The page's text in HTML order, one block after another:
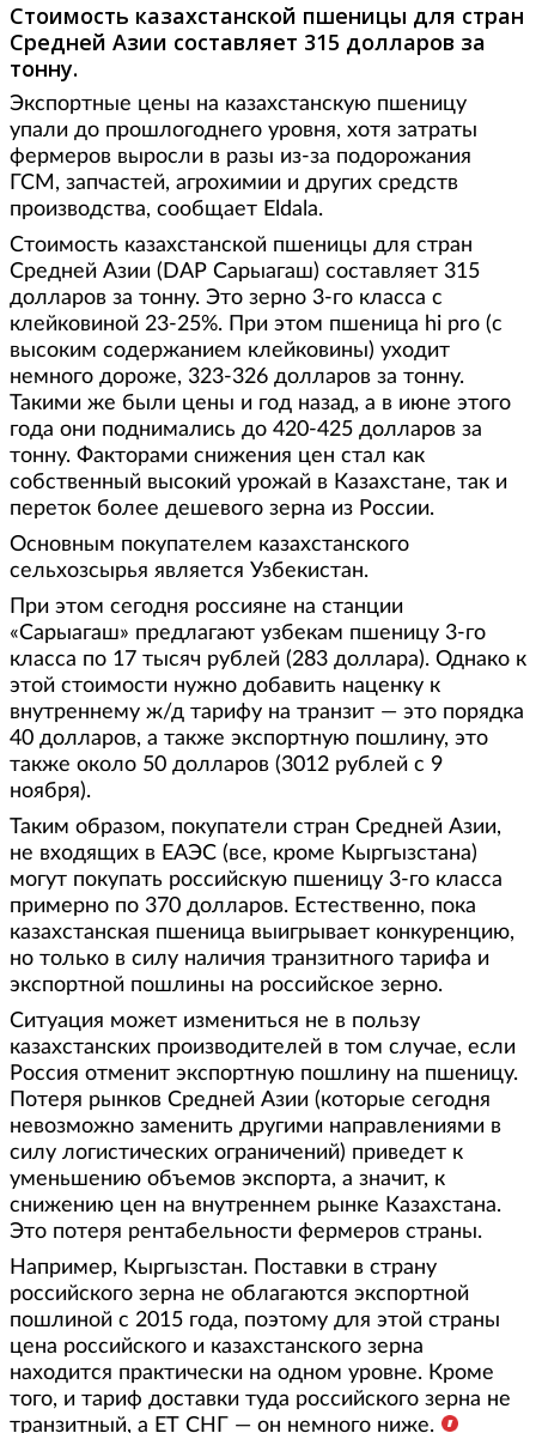
Стоимость казахстанской пшеницы для стран
Средней Азии составляет 315 долларов за
тонну.
Экспортные цены на казахстанскую пшеницу
упали до прошлогоднего уровня, хотя затраты
фермеров выросли в разы из-за подорожания
ГСМ, запчастей, агрохимии и других средств
производства, сообщает Eldala.
Стоимость казахстанской пшеницы для стран
Средней Азии (DAP Сарыагаш) составляет 315
долларов за тонну. Это зерно 3-го класса с
клейковиной 23-25%. При этом пшеница hi pro (с
высоким содержанием клейковины) уходит
немного дороже, 323-326 долларов за тонну.
Такими же были цены и год назад, а в июне этого
года они поднимались до 420-425 долларов за
тонну. Факторами снижения цен стал как
собственный высокий урожай в Казахстане, так и
переток более дешевого зерна из России.
Основным покупателем казахстанского
сельхозсырья является Узбекистан.
При этом сегодня россияне на станции
«Сарыагаш» предлагают узбекам пшеницу 3-го
класса по 17 тысяч рублей (283 доллара). Однако к
этой стоимости нужно добавить наценку к
внутреннему ж/д тарифу на транзит — это порядка
40 долларов, а также экспортную пошлину, это
также около 50 долларов (3012 рублей с 9
ноября).
Таким образом, покупатели стран Средней Азии,
не входящих в ЕАЭС (все, кроме Кыргызстана)
могут покупать российскую пшеницу 3-го класса
примерно по 370 долларов. Естественно, пока
казахстанская пшеница выигрывает конкуренцию,
но только в силу наличия транзитного тарифа и
экспортной пошлины на российское зерно.
Ситуация может измениться не в пользу
казахстанских производителей в том случае, если
Россия отменит экспортную пошлину на пшеницу.
Потеря рынков Средней Азии (которые сегодня
невозможно заменить другими направлениями в
силу логистических ограничений) приведет к
уменьшению объемов экспорта, а значит, к
снижению цен на внутреннем рынке Казахстана.
Это потеря рентабельности фермеров страны.
Например, Кыргызстан. Поставки в страну
российского зерна не облагаются экспортной
пошлиной с 2015 года, поэтому для этой страны
цена российского и казахстанского зерна
находится практически на одном уровне. Кроме
того, и тариф доставки туда российского зерна не
транзитный, а ЕТ СНГ — он немного ниже.